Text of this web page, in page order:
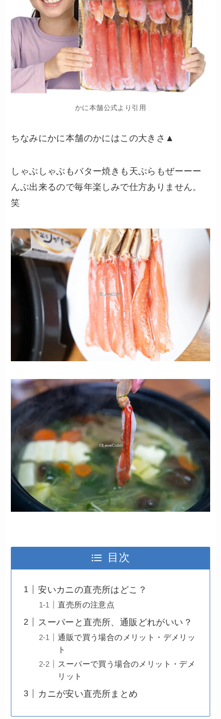
かに本舗公式より引用
ちなみにかに本舗のかにはこの大きさ▲
しゃぶしゃぶもバター焼きも天ぷらもぜーーー
んぶ出来るので毎年楽しみで仕方ありません。
笑
目次
安いカニの直売所はどこ？
直売所の注意点
スーパーと直売所、通販どれがいい？
通販で買う場合のメリット・デメリッ
ト
スーパーで買う場合のメリット・デメ
リット
カニが安い直売所まとめ